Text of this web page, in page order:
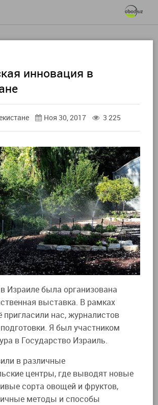
инновация в
Ноя 30, 2017 3 225
Израиле была организована
выставка. В рамках
пригласили нас, журналистов
Я был участником
в Государство Израиль.
в различные
центры, где выводят новые
сорта овощей и фруктов,
методы и способы